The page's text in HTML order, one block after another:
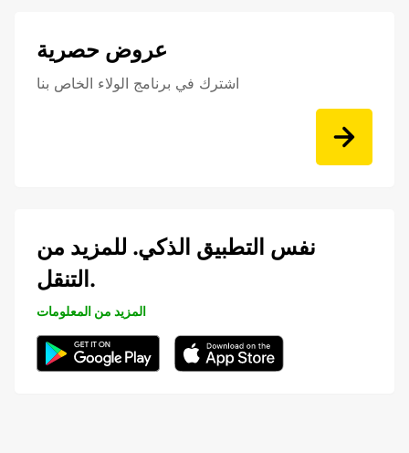
عروض حصرية
اشترك في برنامج الولاء الخاص بنا
نفس التطبيق الذكي. للمزيد من
التنقل.
المزيد من المعلومات